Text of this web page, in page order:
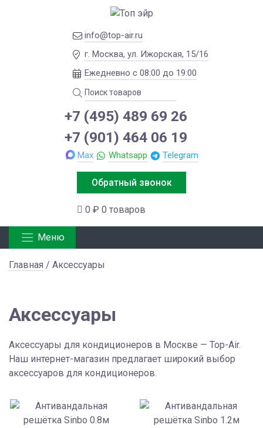
info@top-air.ru
г. Москва, ул. Ижорская, 15/16
Ежедневно с 08:00 до 19:00
+7 (495) 489 69 26
+7 (901) 464 06 19
Max Whatsapp Telegram
Обратный звонок
0 ₽ 0 товаров
Меню
Главная / Аксессуары
Аксессуары
Аксессуары для кондиционеров в Москве — Top-Air.
Наш интернет-магазин предлагает широкий выбор
аксессуаров для кондиционеров.